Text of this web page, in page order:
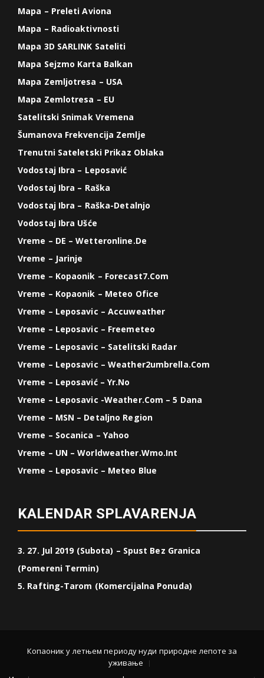
Mapa – Preleti Aviona
Mapa – Radioaktivnosti
Mapa 3D SARLINK Sateliti
Mapa Sejzmo Karta Balkan
Mapa Zemljotresa – USA
Mapa Zemlotresa – EU
Satelitski Snimak Vremena
Šumanova Frekvencija Zemlje
Trenutni Sateletski Prikaz Oblaka
Vodostaj Ibra – Leposavić
Vodostaj Ibra – Raška
Vodostaj Ibra – Raška-Detalnjo
Vodostaj Ibra Ušće
Vreme – DE – Wetteronline.de
Vreme – Jarinje
Vreme – Kopaonik – Forecast7.com
Vreme – Kopaonik – Meteo Ofice
Vreme – Leposavic – Accuweather
Vreme – Leposavic – Freemeteo
Vreme – Leposavic – Satelitski Radar
Vreme – Leposavic – Weather2umbrella.com
Vreme – Leposavić – Yr.no
Vreme – Leposavic -weather.com – 5 Dana
Vreme – MSN – Detaljno Region
Vreme – Socanica – Yahoo
Vreme – UN – Worldweather.wmo.int
Vreme – Leposavic – Meteo Blue
KALENDAR SPLAVARENJA
3. 27. Jul 2019 (Subota) – Spust Bez Granica
(Pomereni Termin)
5. Rafting-Tarom (Komercijalna Ponuda)
Копаоник у летњем периоду нуди природне лепоте за
уживање